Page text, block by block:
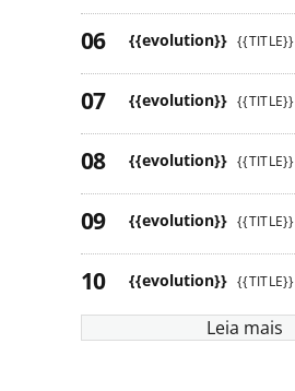
{{evolution}} {{TITLE}}
{{evolution}} {{TITLE}}
{{evolution}} {{TITLE}}
{{evolution}} {{TITLE}}
{{evolution}} {{TITLE}}
Leia mais